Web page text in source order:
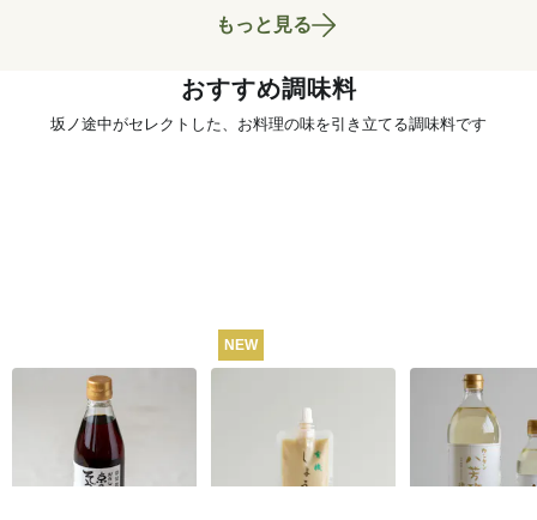
もっと見る
おすすめ調味料
坂ノ途中がセレクトした、お料理の味を引き立てる調味料です
うね乃そうめんつゆ
（ストレートタイ
プ）365ml
NEW
カンタン八芳